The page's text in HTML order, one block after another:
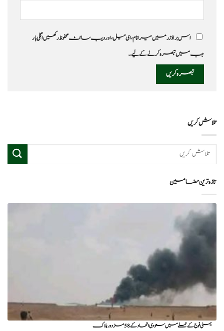
اس براؤزر میں میرا نام، ای میل، اور ویب سائٹ محفوظ رکھیں اگلی بار
جب میں تبصرہ کرنے کےلیے۔
تلاش کریں
تازہ ترین مضامین
یمنی فوج کے حملے میں سعودی اتحاد کے 58 مزدور ہلاک